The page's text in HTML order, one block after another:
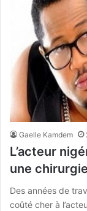
Gaelle Kamdem
L’acteur
une
Des années de
coûté cher à